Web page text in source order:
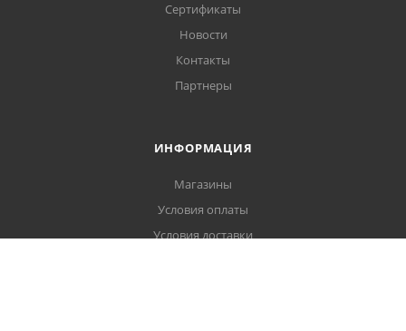
Сертификаты
Новости
Контакты
Партнеры
ИНФОРМАЦИЯ
Магазины
Условия оплаты
Условия доставки